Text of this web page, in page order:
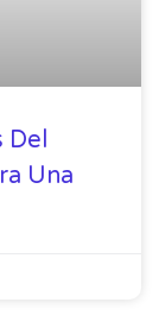
Del
Una